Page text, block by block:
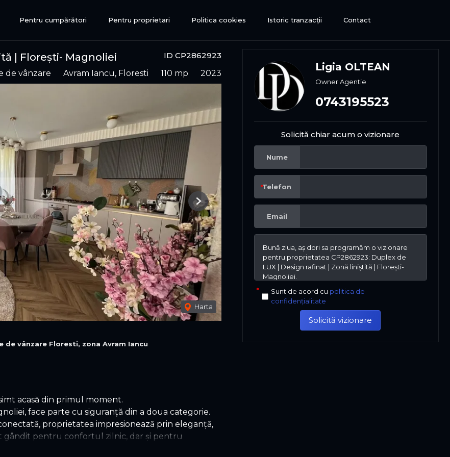
Pentru cumpărători Pentru proprietari Politica cookies Istoric tranzacții Contact
ID CP2862923
| Florești- Magnoliei
de vânzare Avram Iancu, Floresti 110 mp 2023
Harta
Next
de vânzare Floresti, zona Avram Iancu
acasă din primul moment.
face parte cu siguranță din a doua categorie.
proprietatea impresionează prin eleganță,
gândit pentru confortul zilnic, dar și pentru
Ligia OLTEAN
Owner Agentie
0743195523
Solicită chiar acum o vizionare
Nume
Telefon
Email
Sunt de acord cu politica de
confidențialitate
Solicită vizionare